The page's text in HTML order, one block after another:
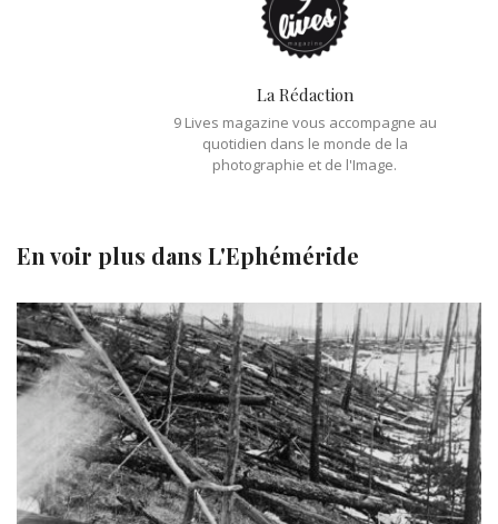
La Rédaction
9 Lives magazine vous accompagne au
quotidien dans le monde de la
photographie et de l'Image.
En voir plus dans L'Ephéméride